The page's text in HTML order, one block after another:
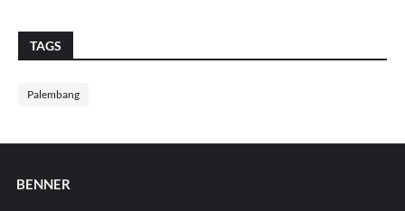
TAGS
Palembang
BENNER